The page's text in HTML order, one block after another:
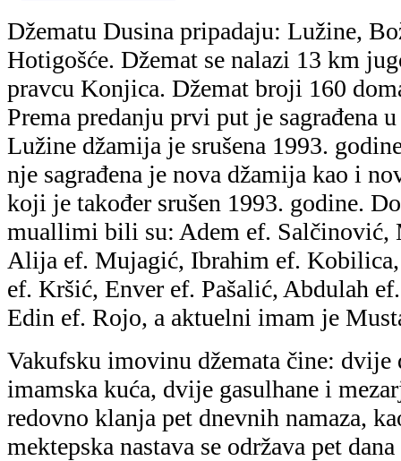
Džematu Dusina pripadaju: Lužine,
Hotigošće. Džemat se nalazi 13 km
pravcu Konjica. Džemat broji 160
Prema predanju prvi put je sagrađena
Lužine džamija je srušena 1993.
nje sagrađena je nova džamija kao i
koji je također srušen 1993. godine.
muallimi bili su: Adem ef. Salčinović,
Alija ef. Mujagić, Ibrahim ef.
ef. Kršić, Enver ef. Pašalić, Abdulah
Edin ef. Rojo, a aktuelni imam je
Vakufsku imovinu džemata čine: dvije
imamska kuća, dvije gasulhane i
redovno klanja pet dnevnih namaza,
mektepska nastava se održava pet